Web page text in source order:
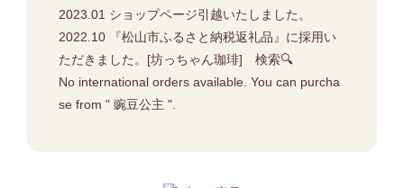
2023.01 ショップページ引越いたしました。
2022.10 『松山市ふるさと納税返礼品』に採用い
ただきました。[坊っちゃん珈琲] 検索🔍
No international orders available. You can purcha
se from " 豌豆公主 ".